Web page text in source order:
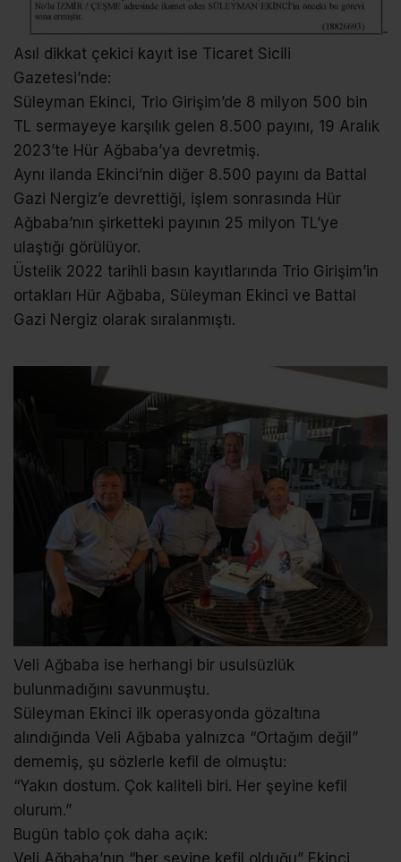
Asıl dikkat çekici kayıt ise Ticaret Sicili
Gazetesi’nde:
Süleyman Ekinci, Trio Girişim’de 8 milyon 500 bin
TL sermayeye karşılık gelen 8.500 payını, 19 Aralık
2023’te Hür Ağbaba’ya devretmiş.
Aynı ilanda Ekinci’nin diğer 8.500 payını da Battal
Gazi Nergiz’e devrettiği, işlem sonrasında Hür
Ağbaba’nın şirketteki payının 25 milyon TL’ye
ulaştığı görülüyor.
Üstelik 2022 tarihli basın kayıtlarında Trio Girişim’in
ortakları Hür Ağbaba, Süleyman Ekinci ve Battal
Gazi Nergiz olarak sıralanmıştı.
Veli Ağbaba ise herhangi bir usulsüzlük
bulunmadığını savunmuştu.
Süleyman Ekinci ilk operasyonda gözaltına
alındığında Veli Ağbaba yalnızca “Ortağım değil”
dememiş, şu sözlerle kefil de olmuştu:
“Yakın dostum. Çok kaliteli biri. Her şeyine kefil
olurum.”
Bugün tablo çok daha açık: